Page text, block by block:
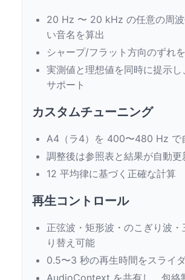
20 Hz 〜 20 kHz の任意の周
い音名を算出
シャープ/フラット方向のずれ
実測値と理想値を同時に提示し
サポート
カスタムチューニング
A4（ラ4）を 400〜480 Hz で
調整後は参照表と結果が自動更
12 平均律に基づく正確な計算
再生コントロール
正弦波・矩形波・のこぎり波・
り替え可能
0.5〜3 秒の再生時間をスライ